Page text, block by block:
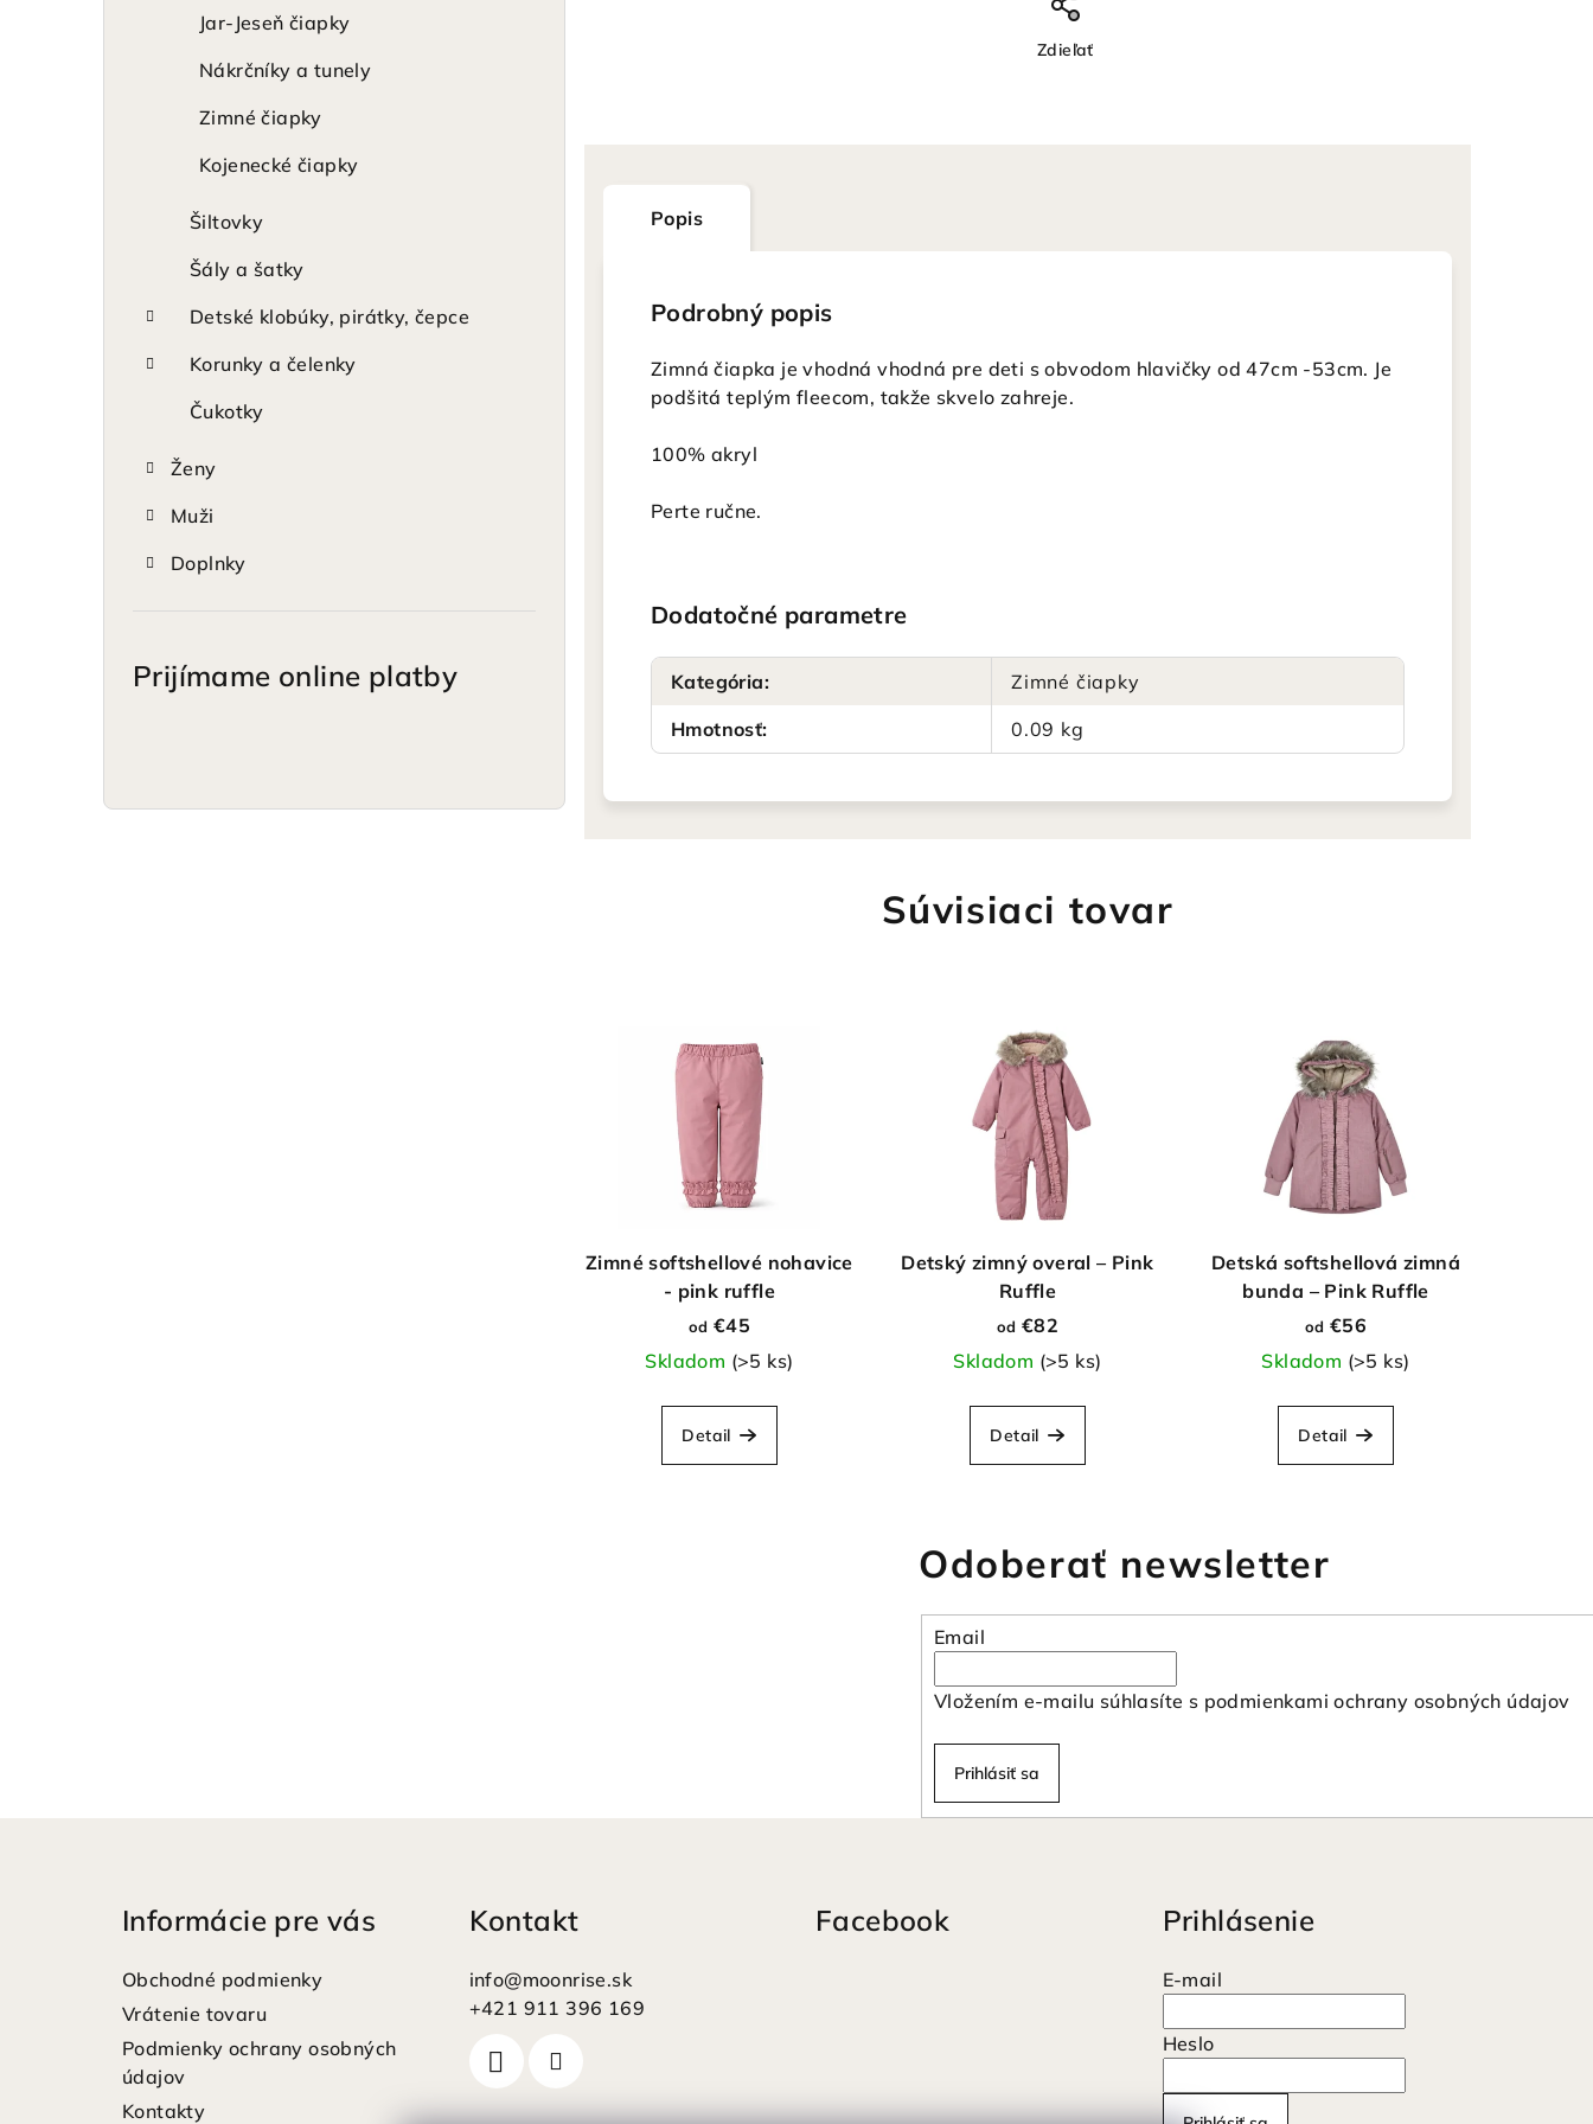
Jar-Jeseň čiapky
Nákrčníky a tunely
Zimné čiapky
Kojenecké čiapky
Šiltovky
Šály a šatky
Detské klobúky, pirátky, čepce
Korunky a čelenky
Čukotky
Ženy
Muži
Doplnky
Prijímame online platby
Zdieľať
Popis
Podrobný popis
Zimná čiapka je vhodná vhodná pre deti s obvodom hlavičky od 47cm -53cm. Je
podšitá teplým fleecom, takže skvelo zahreje.
100% akryl
Perte ručne.
Dodatočné parametre
Kategória:
Zimné čiapky
Hmotnosť: 0.09 kg
Súvisiaci tovar
Zimné softshellové nohavice
- pink ruffle
od €45
Skladom (>5 ks)
Detail
Detský zimný overal – Pink
Ruffle
od €82
Skladom (>5 ks)
Detail
Detská softshellová zimná
bunda – Pink Ruffle
od €56
Skladom (>5 ks)
Detail
Odoberať newsletter
Email
Vložením e-mailu súhlasíte s podmienkami ochrany osobných údajov
Prihlásiť sa
Informácie pre vás
Obchodné podmienky
Vrátenie tovaru
Podmienky ochrany osobných
údajov
Kontakty
Kontakt
info@moonrise.sk
+421 911 396 169
Facebook Prihlásenie
E-mail
Heslo